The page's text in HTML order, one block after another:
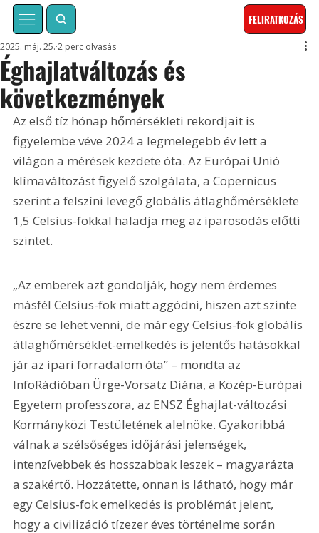
FELIRATKOZÁS
Éghajlatváltozás és
következmények
2025. máj. 25. 2 perc olvasás
Az első tíz hónap hőmérsékleti rekordjait is
figyelembe véve 2024 a legmelegebb év lett a
világon a mérések kezdete óta. Az Európai Unió
klímaváltozást figyelő szolgálata, a Copernicus
szerint a felszíni levegő globális átlaghőmérséklete
1,5 Celsius-fokkal haladja meg az iparosodás előtti
szintet.
„Az emberek azt gondolják, hogy nem érdemes
másfél Celsius-fok miatt aggódni, hiszen azt szinte
észre se lehet venni, de már egy Celsius-fok globális
átlaghőmérséklet-emelkedés is jelentős hatásokkal
jár az ipari forradalom óta” – mondta az
InfoRádióban Ürge-Vorsatz Diána, a Közép-Európai
Egyetem professzora, az ENSZ Éghajlat-változási
Kormányközi Testületének alelnöke. Gyakoribbá
válnak a szélsőséges időjárási jelenségek,
intenzívebbek és hosszabbak leszek – magyarázta
a szakértő. Hozzátette, onnan is látható, hogy már
egy Celsius-fok emelkedés is problémát jelent,
hogy a civilizáció tízezer éves történelme során